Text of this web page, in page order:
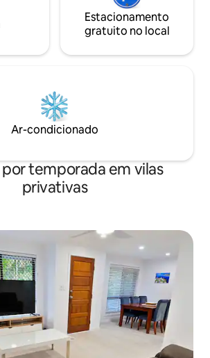
Estacionamento
gratuito no local
Ar-condicionado
temporada em vilas
privativas